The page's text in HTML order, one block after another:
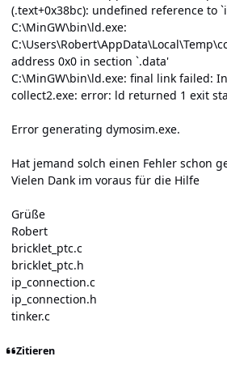
(.text+0x38bc): undefined reference to
C:\MinGW\bin\ld.exe:
address 0x0 in section `.data'
C:\MinGW\bin\ld.exe: final link failed:
collect2.exe: error: ld returned 1 exit
Error generating dymosim.exe.
Hat jemand solch einen Fehler schon
Vielen Dank im voraus für die Hilfe
Grüße
Robert
bricklet_ptc.c
bricklet_ptc.h
ip_connection.c
ip_connection.h
tinker.c
Zitieren